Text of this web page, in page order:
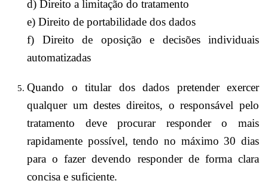
d) Direito a limitação do tratamento
e) Direito de portabilidade dos dados
f) Direito de oposição e decisões individuais
automatizadas
Quando o titular dos dados pretender exercer
qualquer um destes direitos, o responsável pelo
tratamento deve procurar responder o mais
rapidamente possível, tendo no máximo 30 dias
para o fazer devendo responder de forma clara
concisa e suficiente.